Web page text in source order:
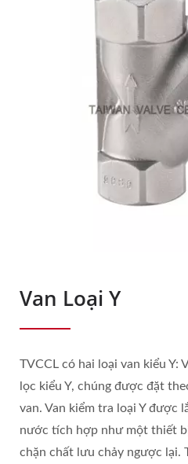
Van Loại Y
TVCCL có hai loại van kiểu Y:
lọc kiểu Y, chúng được đặt
van. Van kiểm tra loại Y được
nước tích hợp như một thiết
chặn chất lưu chảy ngược lại.